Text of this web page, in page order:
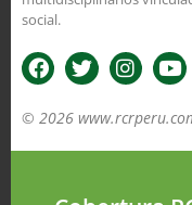
social.
© 2026